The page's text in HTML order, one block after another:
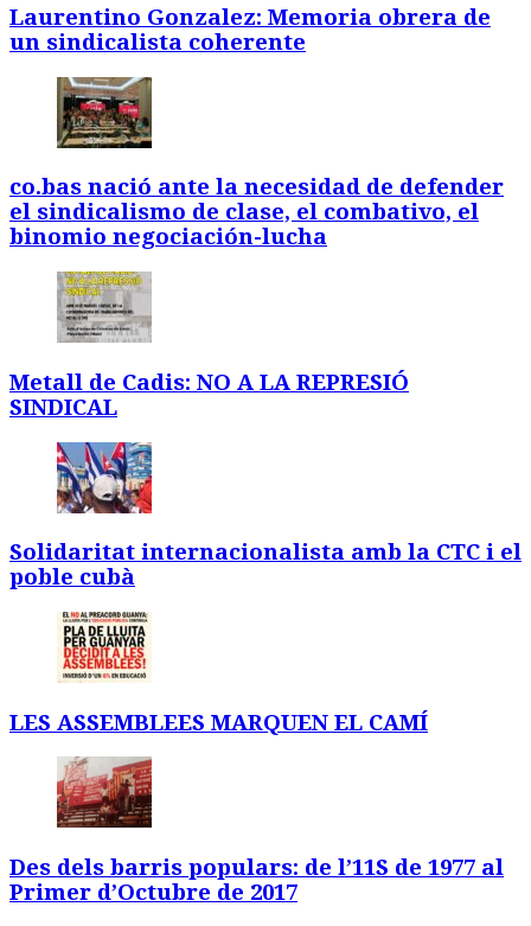
Laurentino Gonzalez: Memoria obrera de
un sindicalista coherente
co.bas nació ante la necesidad de defender
el sindicalismo de clase, el combativo, el
binomio negociación-lucha
Metall de Cadis: NO A LA REPRESIÓ
SINDICAL
Solidaritat internacionalista amb la CTC i el
poble cubà
LES ASSEMBLEES MARQUEN EL CAMÍ
Des dels barris populars: de l’11S de 1977 al
Primer d’Octubre de 2017